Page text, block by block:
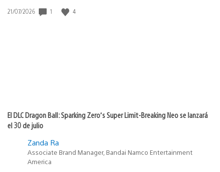
Fecha
21/07/2026 1 4
El DLC Dragon Ball: Sparking Zero’s Super Limit-Breaking Neo se lanzará
el 30 de julio
Zanda Ra
Associate Brand Manager, Bandai Namco Entertainment
America